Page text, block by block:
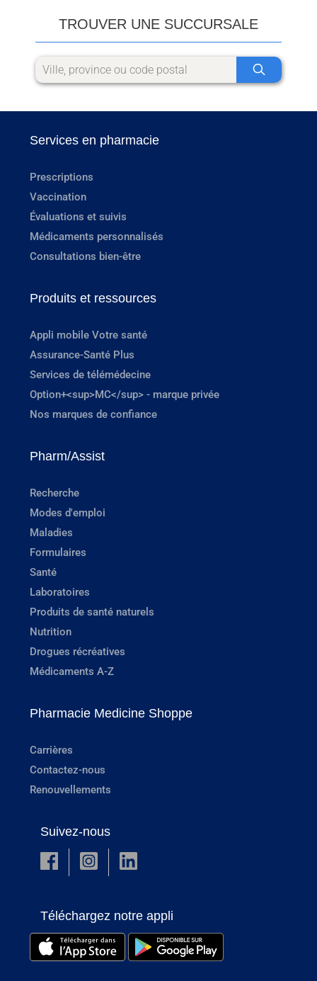
TROUVER UNE SUCCURSALE
Services en pharmacie
Prescriptions
Vaccination
Évaluations et suivis
Médicaments personnalisés
Consultations bien-être
Produits et ressources
Appli mobile Votre santé
Assurance-Santé Plus
Services de télémédecine
Option+<sup>MC</sup> - marque privée
Nos marques de confiance
Pharm/Assist
Recherche
Modes d'emploi
Maladies
Formulaires
Santé
Laboratoires
Produits de santé naturels
Nutrition
Drogues récréatives
Médicaments A-Z
Pharmacie Medicine Shoppe
Carrières
Contactez-nous
Renouvellements
Suivez-nous
Téléchargez notre appli